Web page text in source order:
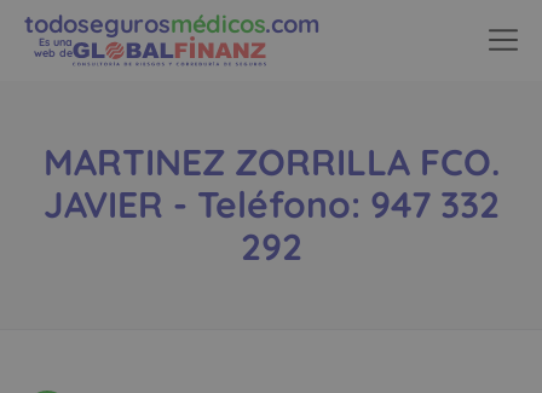
todosegurosmédicos.com
Es una
web de
MARTINEZ ZORRILLA FCO.
JAVIER - Teléfono: 947 332
292